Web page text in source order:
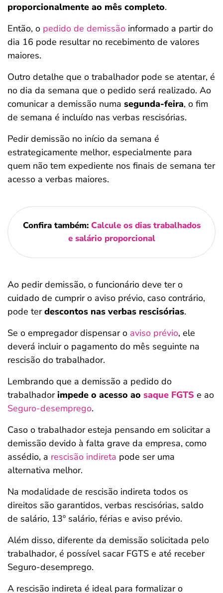
proporcionalmente ao mês completo.
Então, o pedido de demissão informado a partir do
dia 16 pode resultar no recebimento de valores
maiores.
Outro detalhe que o trabalhador pode se atentar, é
no dia da semana que o pedido será realizado. Ao
comunicar a demissão numa segunda-feira, o fim
de semana é incluído nas verbas rescisórias.
Pedir demissão no início da semana é
estrategicamente melhor, especialmente para
quem não tem expediente nos finais de semana ter
acesso a verbas maiores.
Confira também: Calcule os dias trabalhados
e salário proporcional
Ao pedir demissão, o funcionário deve ter o
cuidado de cumprir o aviso prévio, caso contrário,
pode terdescontos nas verbas rescisórias.
Se o empregador dispensar o aviso prévio, ele
deverá incluir o pagamento do mês seguinte na
rescisão do trabalhador.
Lembrando que a demissão a pedido do
trabalhador impede o acesso ao saque FGTS e ao
Seguro-desemprego.
Caso o trabalhador esteja pensando em solicitar a
demissão devido à falta grave da empresa, como
assédio, a rescisão indireta pode ser uma
alternativa melhor.
Na modalidade de rescisão indireta todos os
direitos são garantidos, verbas rescisórias, saldo
de salário, 13º salário, férias e aviso prévio.
Além disso, diferente da demissão solicitada pelo
trabalhador, é possível sacar FGTS e até receber
Seguro-desemprego.
A rescisão indireta é ideal para formalizar o